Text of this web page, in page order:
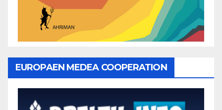
EUROPAEN MEDEA COOPERATION